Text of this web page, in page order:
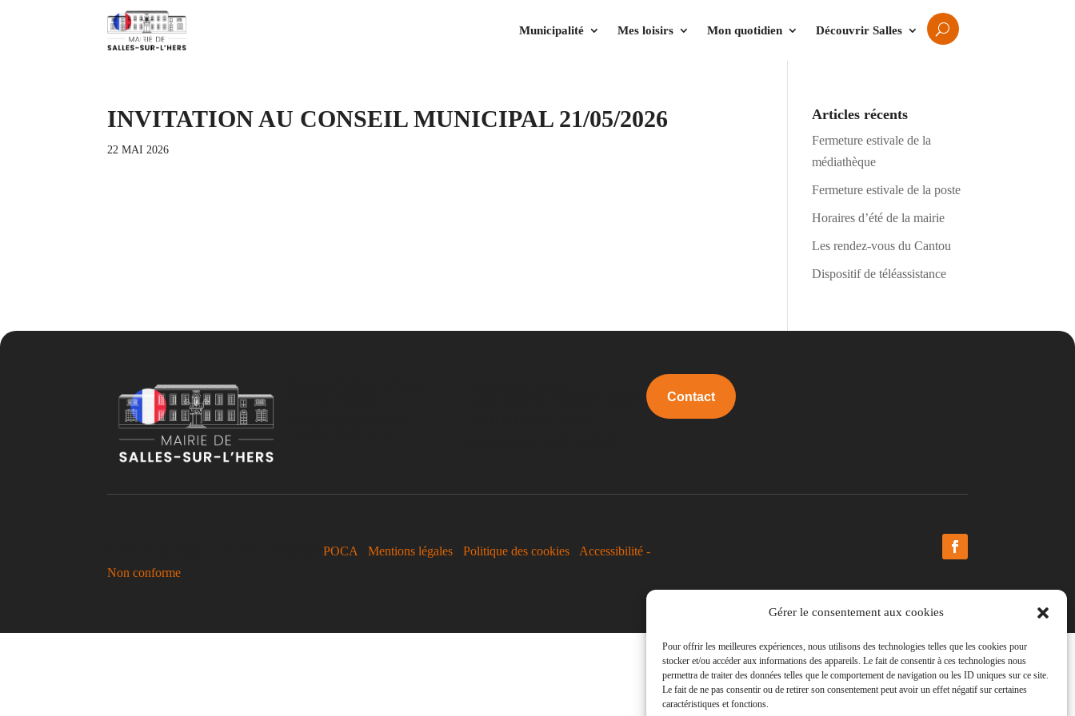
Gérer le consentement aux cookies
Pour offrir les meilleures expériences, nous utilisons des technologies telles que les cookies pour
stocker et/ou accéder aux informations des appareils. Le fait de consentir à ces technologies nous
permettra de traiter des données telles que le comportement de navigation ou les ID uniques sur ce site.
Le fait de ne pas consentir ou de retirer son consentement peut avoir un effet négatif sur certaines
caractéristiques et fonctions.
Municipalité Mes loisirs Mon quotidien Découvrir Salles
INVITATION AU CONSEIL MUNICIPAL 21/05/2026
22 MAI 2026
Articles récents
Fermeture estivale de la
médiathèque
Fermeture estivale de la poste
Horaires d’été de la mairie
Les rendez-vous du Cantou
Dispositif de téléassistance
Contact
© Mairie de Salles-sur-l'Hers - RéalisationPOCA -Mentions légales -Politique des cookies
Accessibilité -
Non conforme